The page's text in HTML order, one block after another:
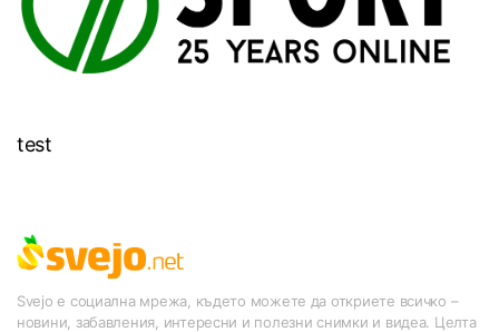
test
Svejo е социална мрежа, където можете да откриете всичко –
новини, забавления, интересни и полезни снимки и видеа. Целта